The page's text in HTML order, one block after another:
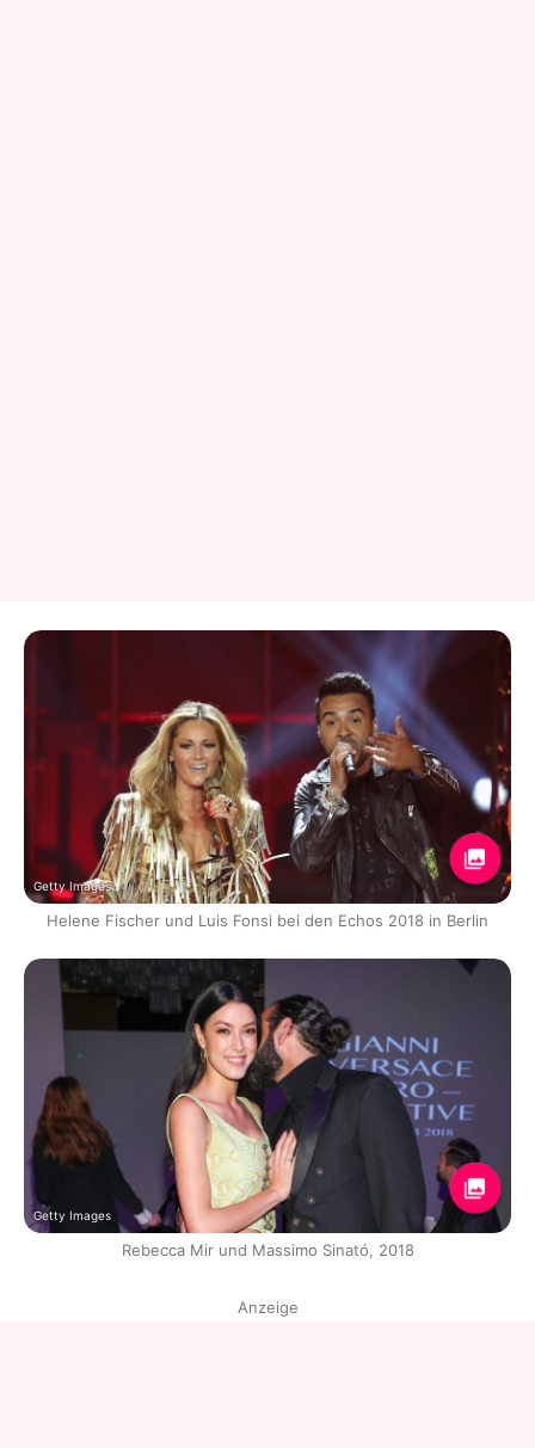
Getty Images
Helene Fischer und Luis Fonsi bei den Echos 2018 in Berlin
Getty Images
Rebecca Mir und Massimo Sinató, 2018
Anzeige